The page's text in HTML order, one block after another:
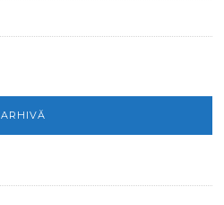
ARHIVĂ